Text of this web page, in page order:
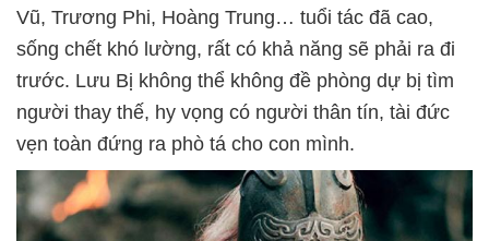
Vũ, Trương Phi, Hoàng Trung… tuổi tác đã cao,
sống chết khó lường, rất có khả năng sẽ phải ra đi
trước. Lưu Bị không thể không đề phòng dự bị tìm
người thay thế, hy vọng có người thân tín, tài đức
vẹn toàn đứng ra phò tá cho con mình.